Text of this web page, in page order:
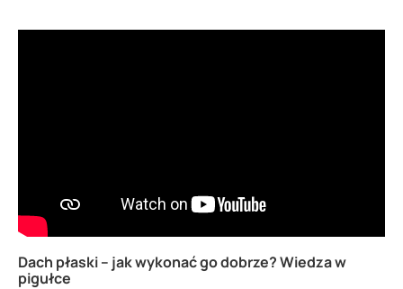
Dach płaski – jak wykonać go dobrze? Wiedza w
pigułce